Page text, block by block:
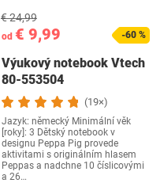
od € 9,99
€ 24,99
-60 %
Výukový notebook Vtech
‎80-553504
(19×)
Jazyk: německý Minimální věk
[roky]: 3 Dětský notebook v
designu Peppa Pig provede
aktivitami s originálním hlasem
Peppas a nadchne 10 číslicovými
a 26…